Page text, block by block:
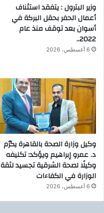
وزير البترول : يتفقد استئناف
أعمال الحفر بحقل البركة في
أسوان بعد توقف منذ عام
2022..
6 أغسطس، 2026
وكيل وزارة الصحة بالقاهرة يكرّم
د. عمرو إبراهيم ويؤكد: تكليفه
وكيلًا لصحة الشرقية تجسيد لثقة
الوزارة في الكفاءات
6 أغسطس، 2026